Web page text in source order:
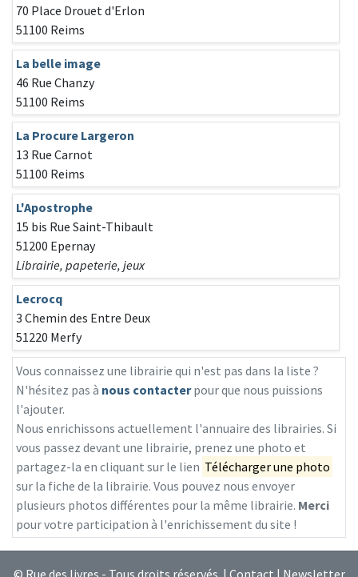
70 Place Drouet d'Erlon
51100 Reims
La belle image
46 Rue Chanzy
51100 Reims
La Procure Largeron
13 Rue Carnot
51100 Reims
L'Apostrophe
15 bis Rue Saint-Thibault
51200 Epernay
Librairie, papeterie, jeux
Lecrocq
3 Chemin des Entre Deux
51220 Merfy
Vous connaissez une librairie qui n'est pas dans la liste ?
N'hésitez pas à nous contacterpour que nous puissions
l'ajouter.
Nous enrichissons actuellement l'annuaire des librairies. Si
vous passez devant une librairie, prenez une photo et
partagez-la en cliquant sur le lien Télécharger une photo
sur la fiche de la librairie. Vous pouvez nous envoyer
plusieurs photos différentes pour la même librairie. Merci
pour votre participation à l'enrichissement du site !
© Rue des livres - Tous droits réservés | Contact | Newsletter